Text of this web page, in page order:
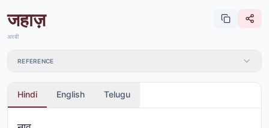
जहाज़
अरबी
REFERENCE
Hindi English Telugu